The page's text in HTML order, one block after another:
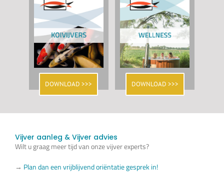
DOWNLOAD >>> DOWNLOAD >>>
Vijver aanleg & Vijver advies
Wilt u graag meer tijd van onze vijver experts?
→ Plan dan een vrijblijvend oriëntatie gesprek in!